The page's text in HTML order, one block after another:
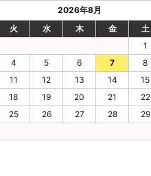
2026年8月
火 水 木 金 土
1
4 5 6 7 8
11 12 13 14 15
18 19 20 21 22
25 26 27 28 29